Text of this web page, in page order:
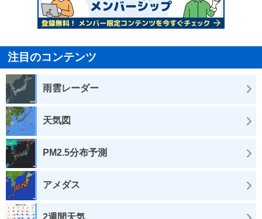
注目のコンテンツ
雨雲レーダー
天気図
PM2.5分布予測
アメダス
2週間天気